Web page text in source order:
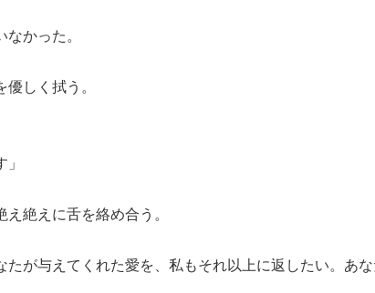
かった。
しく拭う。
絶えに舌を絡め合う。
が与えてくれた愛を、私もそれ以上に返したい。あ